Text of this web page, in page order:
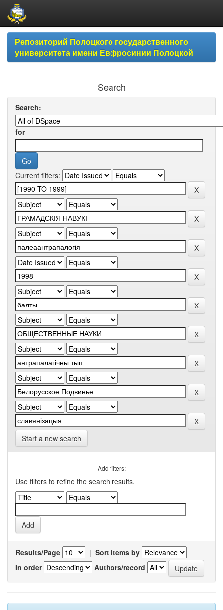
Skip
navigationРепозиторий Полоцкого государственного
университета имени Евфросинии Полоцкой
Search
Search:
for
Current filters:
Start a new search
Add filters:
Use filters to refine the search results.
Results/Page | Sort items by
In order
Authors/record